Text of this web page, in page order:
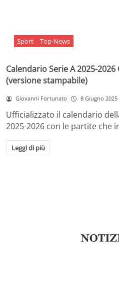
Sport Top-News
Calendario Serie A 2025-
(versione stampabile)
Giovanni Fortunato 8 Giugno 2025
Ufficializzato il calendario
2025-2026 con le partite che
Leggi di più